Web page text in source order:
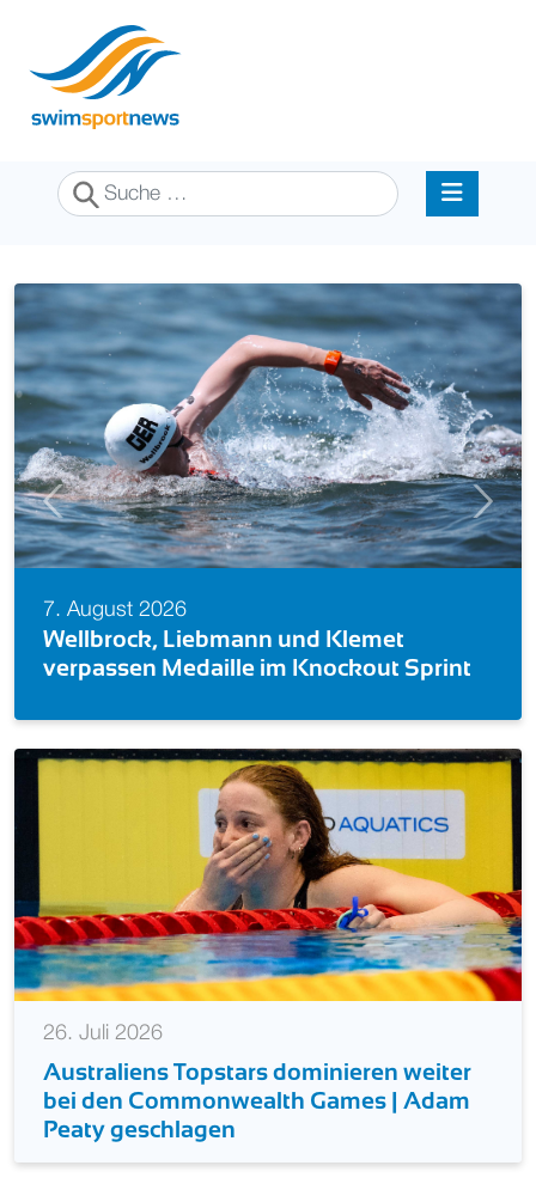
Suchen
7. August 2026
Europameisterin! Isabel Gose feiert Gold
im Knockout Sprint
Previous Next
26. Juli 2026
Australiens Topstars dominieren weiter
bei den Commonwealth Games | Adam
Peaty geschlagen